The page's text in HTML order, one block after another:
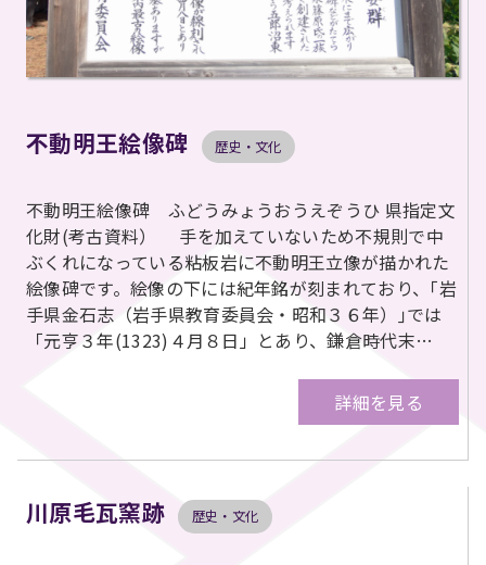
不動明王絵像碑 歴史・文化
不動明王絵像碑 ふどうみょうおうえぞうひ 県指定文
化財(考古資料） 手を加えていないため不規則で中
ぶくれになっている粘板岩に不動明王立像が描かれた
絵像碑です。絵像の下には紀年銘が刻まれており、｢岩
手県金石志（岩手県教育委員会・昭和３６年）｣では
「元亨３年(1323)４月８日」とあり、鎌倉時代末…
詳細を見る
川原毛瓦窯跡 歴史・文化